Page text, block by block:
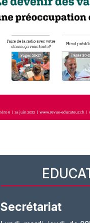
Secrétariat